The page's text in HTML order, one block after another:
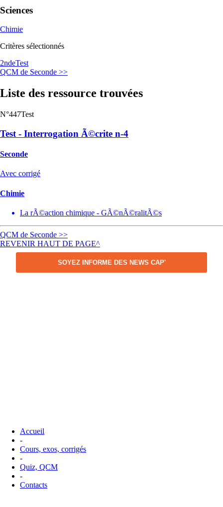
Sciences
Chimie
Critères sélectionnés
2ndeTest
QCM de Seconde >>
Liste des ressource trouvées
N°447Test
Test - Interrogation Ã©crite n-4
Seconde
Avec corrigé
Chimie
La rÃ©action chimique - GÃ©nÃ©ralitÃ©s
QCM de Seconde >>
REVENIR HAUT DE PAGE^
SOYEZ INFORME DES NEWS CAP'
Accueil
-
Cours, exos, corrigés
-
Quiz, QCM
-
Contacts